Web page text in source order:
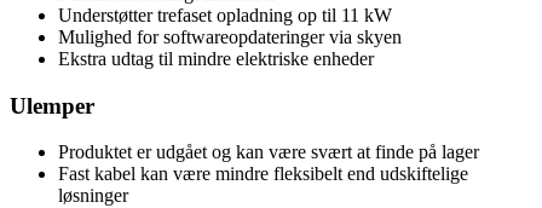
Understøtter trefaset opladning op til 11 kW
Mulighed for softwareopdateringer via skyen
Ekstra udtag til mindre elektriske enheder
Ulemper
Produktet er udgået og kan være svært at finde på lager
Fast kabel kan være mindre fleksibelt end udskiftelige
løsninger